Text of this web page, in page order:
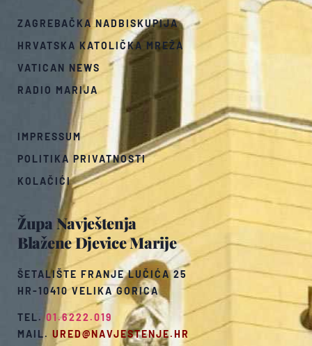
Župa Navještenja
Blažene Djevice Marije
ŠETALIŠTE FRANJE LUČIĆA 25
HR-10410 VELIKA GORICA
TEL.01.6222.019
MAIL. URED@NAVJESTENJE.HR
ZAGREBAČKA NADBISKUPIJA
HRVATSKA KATOLIČKA MREŽA
VATICAN NEWS
RADIO MARIJA
IMPRESSUM
POLITIKA PRIVATNOSTI
KOLAČIĆI